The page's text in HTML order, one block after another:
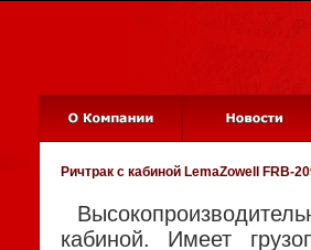
Ричтрак с кабиной LemaZowell FRB-
кабиной. Имеет